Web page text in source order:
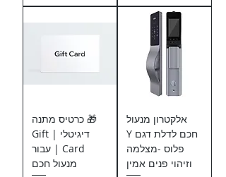
אלקטרון מנעול
חכם לדלת דגם Y
פלוס -מצלמה
וזיהוי פנים אמין
🎁 כרטיס מתנה
דיגיטלי | Gift
Card | עבור
מנעול חכם